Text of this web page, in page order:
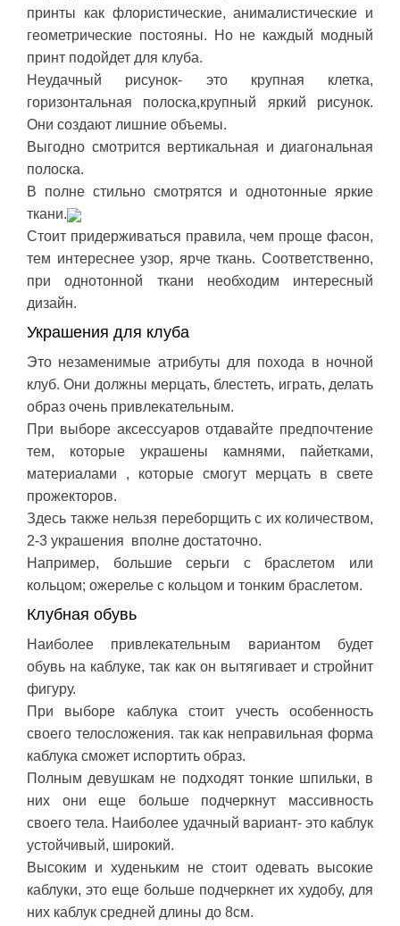
принты как флористические, анималистические и
геометрические постояны. Но не каждый модный
принт подойдет для клуба.
Неудачный рисунок- это крупная клетка,
горизонтальная полоска,крупный яркий рисунок.
Они создают лишние объемы.
Выгодно смотрится вертикальная и диагональная
полоска.
В полне стильно смотрятся и однотонные яркие
ткани.
Стоит придерживаться правила, чем проще фасон,
тем интереснее узор, ярче ткань. Соответственно,
при однотонной ткани необходим интересный
дизайн.
Украшения для клуба
Это незаменимые атрибуты для похода в ночной
клуб. Они должны мерцать, блестеть, играть, делать
образ очень привлекательным.
При выборе аксессуаров отдавайте предпочтение
тем, которые украшены камнями, пайетками,
материалами , которые смогут мерцать в свете
прожекторов.
Здесь также нельзя переборщить с их количеством,
2-3 украшения вполне достаточно.
Например, большие серьги с браслетом или
кольцом; ожерелье с кольцом и тонким браслетом.
Клубная обувь
Наиболее привлекательным вариантом будет
обувь на каблуке, так как он вытягивает и стройнит
фигуру.
При выборе каблука стоит учесть особенность
своего телосложения. так как неправильная форма
каблука сможет испортить образ.
Полным девушкам не подходят тонкие шпильки, в
них они еще больше подчеркнут массивность
своего тела. Наиболее удачный вариант- это каблук
устойчивый, широкий.
Высоким и худеньким не стоит одевать высокие
каблуки, это еще больше подчеркнет их худобу, для
них каблук средней длины до 8см.